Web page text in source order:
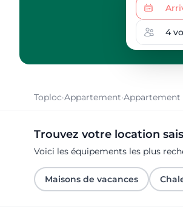
Toploc·Appartement·
Trouvez votre location
Voici les équipements les plus
Maisons de vacances